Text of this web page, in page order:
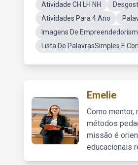
Atividade CH LH NH
Atividades Para 4 Ano
Imagens De
Lista De PalavrasSimples E
Emelie
Como mentor,
métodos
missão é
educacionais